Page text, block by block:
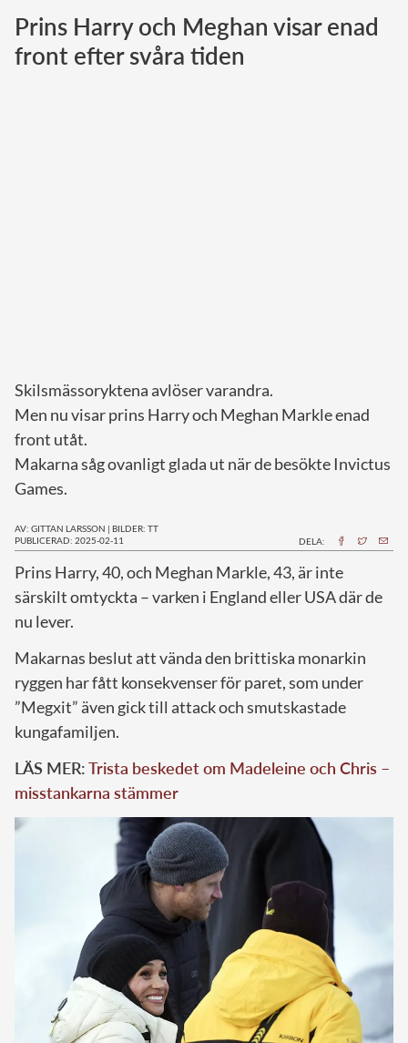
Norska kungahuset
Danska kungahuset
Prins Harry och Meghan visar enad
front efter svåra tiden
Skilsmässoryktena avlöser varandra.
Men nu visar prins Harry och Meghan Markle enad
front utåt.
Makarna såg ovanligt glada ut när de besökte Invictus
Games.
AV: GITTAN LARSSON | BILDER: TT
PUBLICERAD: 2025-02-11
DELA:
Prins Harry, 40, och Meghan Markle, 43, är inte
särskilt omtyckta – varken i England eller USA där de
nu lever.
Makarnas beslut att vända den brittiska monarkin
ryggen har fått konsekvenser för paret, som under
”Megxit” även gick till attack och smutskastade
kungafamiljen.
LÄS MER:Trista beskedet om Madeleine och Chris –
misstankarna stämmer